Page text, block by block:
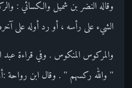
وقاله النضر بن شميل والكسائي :
الشيء على رأسه ، أو رد أوله على
والمركوس المنكوس . وفي قراءة عبد
" والله ركسهم " . وقال ابن رواحة